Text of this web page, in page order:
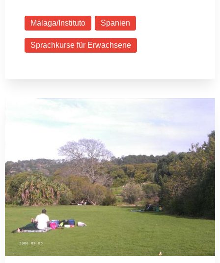
Malaga/Instituto Spanien
Sprachkurse für Erwachsene